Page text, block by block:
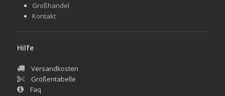
Großhandel
Kontakt
Hilfe
Versandkosten
Größentabelle
Faq